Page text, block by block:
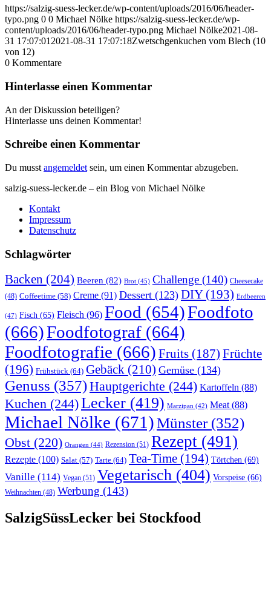
https://salzig-suess-lecker.de/wp-content/uploads/2016/06/header-
typo.png 0 0 Michael Nölke https://salzig-suess-lecker.de/wp-
content/uploads/2016/06/header-typo.png Michael Nölke2021-08-
31 17:07:01 2021-08-31 17:07:18Zwetschgenkuchen vom Blech (10
von 12)
0 Kommentare
Hinterlasse einen Kommentar
An der Diskussion beteiligen?
Hinterlasse uns deinen Kommentar!
Schreibe einen Kommentar
Du musst angemeldet sein, um einen Kommentar abzugeben.
salzig-suess-lecker.de – ein Blog von Michael Nölke
Kontakt
Impressum
Datenschutz
Schlagwörter
Backen (204) Beeren (82) Brot (45) Challenge (140) Cheesecake
(48) Coffeetime (58) Creme (91) Dessert (123) DIY(193) Erdbeeren
(47) Fisch (65) Fleisch (96) Food (654)Foodfoto
(666)Foodfotograf (664)
Foodfotografie (666) Fruits (187) Früchte
(196) Frühstück (64) Gebäck (210) Gemüse (134)
Genuss (357)Hauptgerichte (244) Kartoffeln (88)
Kuchen (244)Lecker (419) Marzipan (42) Meat(88)
Michael Nölke (671)Münster(352)
Obst (220) Orangen (44) Rezension (51) Rezept (491)
Rezepte (100) Salat (57) Tarte (64) Tea-Time (194) Törtchen (69)
Vanille (114) Vegan (51) Vegetarisch (404) Vorspeise (66)
Weihnachten (48) Werbung (143)
SalzigSüssLecker bei Stockfood